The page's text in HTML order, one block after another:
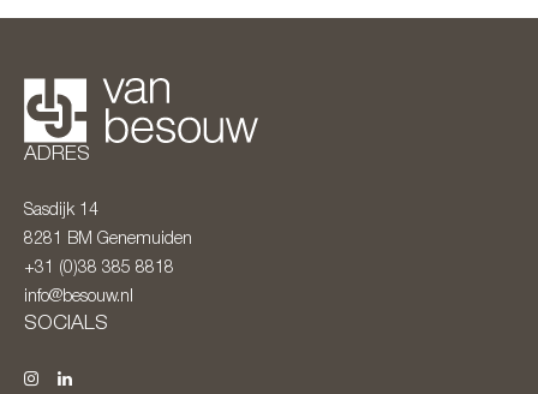
ADRES
Sasdijk 14
8281 BM Genemuiden
+31 (0)38 385 8818
info@besouw.nl
SOCIALS